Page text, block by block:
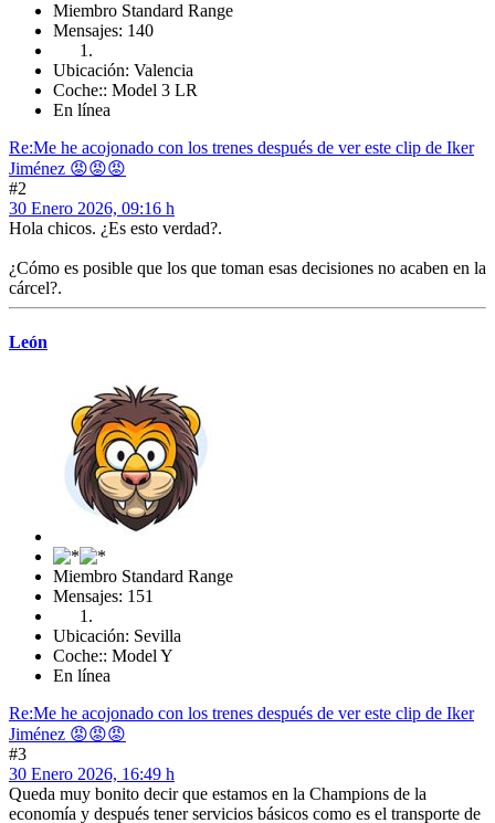
Miembro Standard Range
Mensajes: 140
Ubicación: Valencia
Coche:: Model 3 LR
En línea
Re:Me he acojonado con los trenes después de ver este clip de Iker
Jiménez 😡😡😡
#2
30 Enero 2026, 09:16 h
Hola chicos. ¿Es esto verdad?.
¿Cómo es posible que los que toman esas decisiones no acaben en la
cárcel?.
León
Miembro Standard Range
Mensajes: 151
Ubicación: Sevilla
Coche:: Model Y
En línea
Re:Me he acojonado con los trenes después de ver este clip de Iker
Jiménez 😡😡😡
#3
30 Enero 2026, 16:49 h
Queda muy bonito decir que estamos en la Champions de la
economía y después tener servicios básicos como es el transporte de